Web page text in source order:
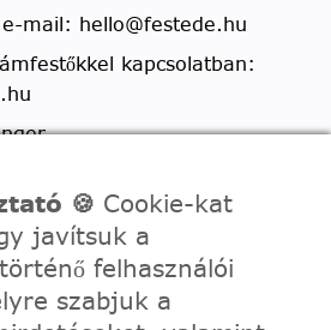
mail: hello@festede.hu
kapcsolatban:
🍪 Cookie-kat
javítsuk a
felhasználói
szabjuk a